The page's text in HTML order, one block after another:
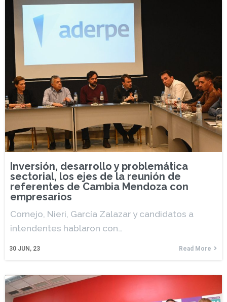
Inversión, desarrollo y problemática
sectorial, los ejes de la reunión de
referentes de Cambia Mendoza con
empresarios
30 JUN, 23
Cornejo, Nieri, García Zalazar y candidatos a
intendentes hablaron con…
Read More